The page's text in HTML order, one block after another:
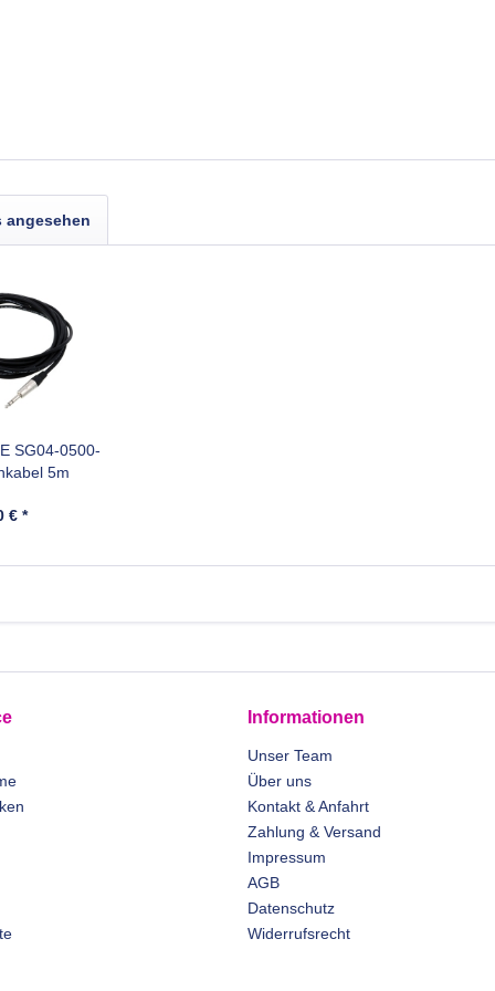
angesehen
SG04-0500-
5m
€ *
Informationen
Unser Team
Über uns
Kontakt & Anfahrt
Zahlung & Versand
Impressum
AGB
Datenschutz
Widerrufsrecht